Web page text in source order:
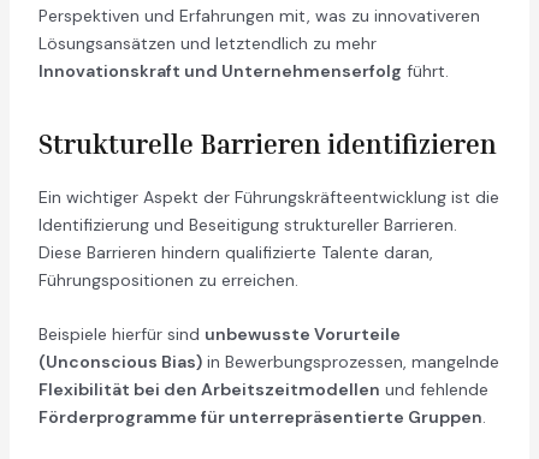
Perspektiven und Erfahrungen mit, was zu innovativeren
Lösungsansätzen und letztendlich zu mehr
Innovationskraft und Unternehmenserfolg führt.
Strukturelle Barrieren identifizieren
Ein wichtiger Aspekt der Führungskräfteentwicklung ist die
Identifizierung und Beseitigung struktureller Barrieren.
Diese Barrieren hindern qualifizierte Talente daran,
Führungspositionen zu erreichen.
Beispiele hierfür sind unbewusste Vorurteile
(Unconscious Bias)in Bewerbungsprozessen, mangelnde
Flexibilität bei den Arbeitszeitmodellen und fehlende
Förderprogramme für unterrepräsentierte Gruppen.